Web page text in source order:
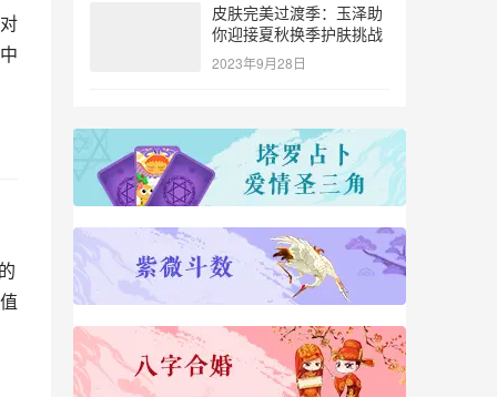
皮肤完美过渡季：玉泽助
你迎接夏秋换季护肤挑战
2023年9月28日